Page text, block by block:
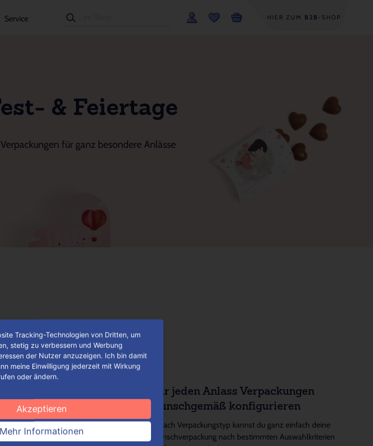
Service HIER ZUM B2B -SHOP
& Feiertage
für ganz besondere Anlässe
– einfach, schnell und
an ansprechenden
Für jeden Anlass Verpackungen
wunschgemäß konfigurieren
Je nach Verpackungstyp kannst du ganz einfach deine
Wunschverpackung nach bestimmten Auswahlkriterien
Tracking-Technologien von Dritten, um
stetig zu verbessern und Werbung
der Nutzer anzuzeigen. Ich bin damit
meine Einwilligung jederzeit mit Wirkung
oder ändern.
Akzeptieren
Mehr Informationen